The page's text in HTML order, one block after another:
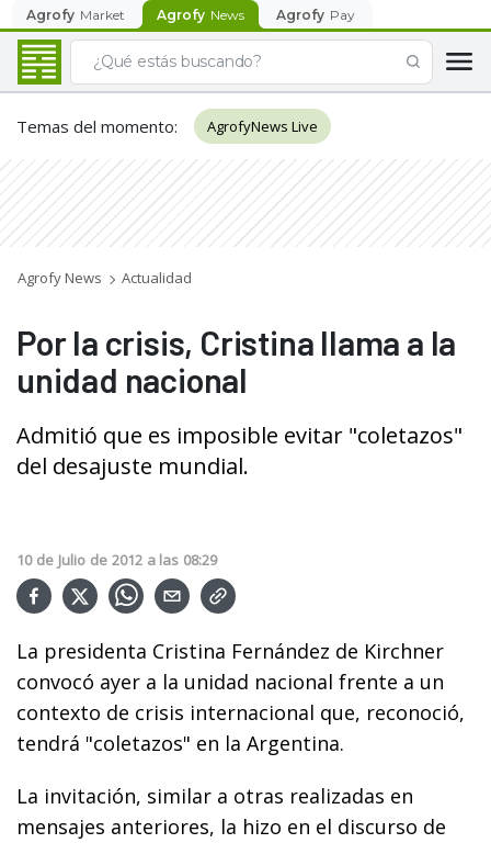
Agrofy Market Agrofy News Agrofy Pay
Temas del momento: AgrofyNews Live
Agrofy News Actualidad
Por la crisis, Cristina llama a la
unidad nacional
Admitió que es imposible evitar "coletazos"
del desajuste mundial.
10 de Julio de 2012 a las 08:29
La presidenta Cristina Fernández de Kirchner
convocó ayer a la unidad nacional frente a un
contexto de crisis internacional que, reconoció,
tendrá "coletazos" en la Argentina.
La invitación, similar a otras realizadas en
mensajes anteriores, la hizo en el discurso de